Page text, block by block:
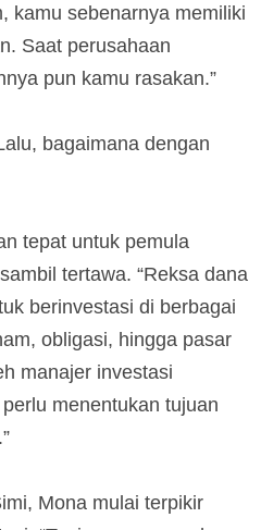
kamu sebenarnya memiliki
Saat perusahaan
pun kamu rasakan.”
bagaimana dengan
tepat untuk pemula
tertawa. “Reksa dana
berinvestasi di berbagai
obligasi, hingga pasar
manajer investasi
menentukan tujuan
Mona mulai terpikir